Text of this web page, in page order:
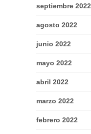
septiembre 2022
agosto 2022
junio 2022
mayo 2022
abril 2022
marzo 2022
febrero 2022